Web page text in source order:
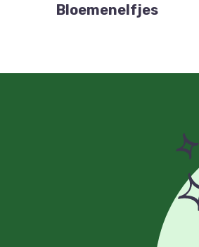
Bloemenelfjes